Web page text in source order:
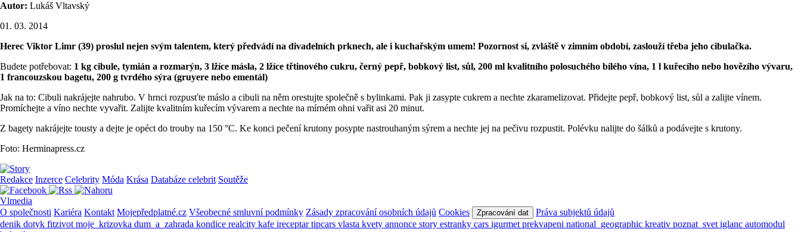
Autor: Lukáš Vltavský
01. 03. 2014
Herec Viktor Limr (39) proslul nejen svým talentem, který předvádí na divadelních prknech, ale i kuchařským umem! Pozornost si, zvláště v zimním období, zaslouží třeba jeho cibulačka.
Budete potřebovat: 1 kg cibule, tymián a rozmarýn, 3 lžíce másla, 2 lžíce třtinového cukru, černý pepř, bobkový list, sůl, 200 ml kvalitního polosuchého bílého vína, 1 l kuřecího nebo hovězího vývaru,
1 francouzskou bagetu, 200 g tvrdého sýra (gruyere nebo ementál)
Jak na to: Cibuli nakrájejte nahrubo. V hrnci rozpusťte máslo a cibuli na něm orestujte společně s bylinkami. Pak ji zasypte cukrem a nechte zkaramelizovat. Přidejte pepř, bobkový list, sůl a zalijte vínem.
Promíchejte a víno nechte vyvařit. Zalijte kvalitním kuřecím vývarem a nechte na mírném ohni vařit asi 20 minut.
Z bagety nakrájejte tousty a dejte je opéct do trouby na 150 °C. Ke konci pečení krutony posypte nastrouhaným sýrem a nechte jej na pečivu rozpustit. Polévku nalijte do šálků a podávejte s krutony.
Foto: Herminapress.cz
Redakce Inzerce Celebrity Móda Krása Databáze celebrit Soutěže
Vlmedia
O společnosti Kariéra Kontakt Mojepředplatné.cz Všeobecné smluvní podmínky Zásady zpracování osobních údajů Cookies Zpracování dat
Práva subjektů údajů
denik dotyk fitzivot moje_krizovka dum_a_zahrada kondice realcity kafe ireceptartipcars vlasta kvety annonce story estranky cars igurmet prekvapeni national_geographic kreativ poznat_svet iglanc automodul